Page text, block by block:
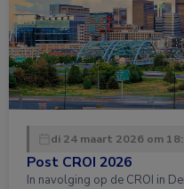
di 24 maart 2026 om
Post CROI 2026
In navolging op de CROI in